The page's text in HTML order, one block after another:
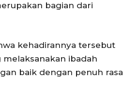
bagian dari
kehadirannya tersebut
ibadah
baik dengan penuh rasa